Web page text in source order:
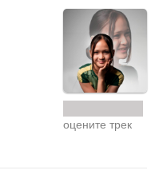
оцените трек